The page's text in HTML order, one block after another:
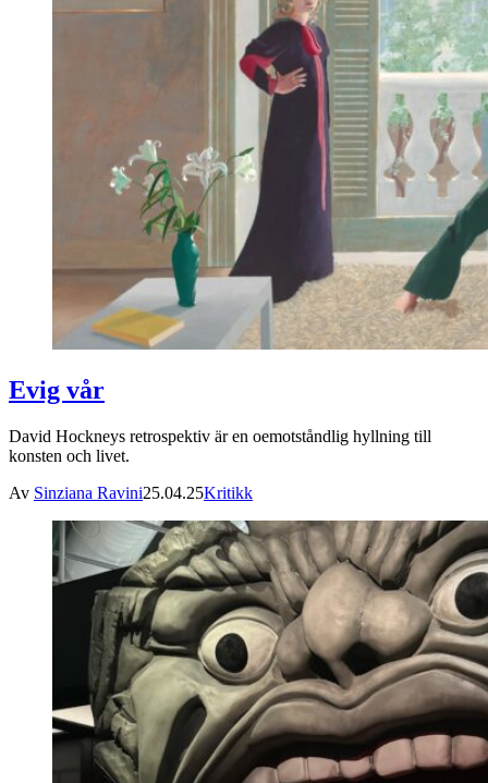
Evig vår
David Hockneys retrospektiv är en oemotståndlig hyllning till
konsten och livet.
Av Sinziana Ravini25.04.25Kritikk